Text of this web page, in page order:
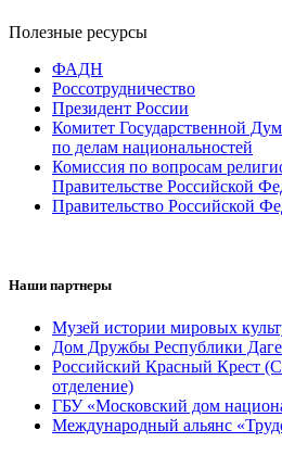
Полезные ресурсы
ФАДН
Россотрудничество
Президент России
Комитет Государственной
по делам национальностей
Комиссия по вопросам
Правительстве Российской
Правительство Российской
Наши партнеры
Музей истории мировых
Дом Дружбы Республики
Российский Красный Крест
отделение)
ГБУ «Московский дом
Международный альянс